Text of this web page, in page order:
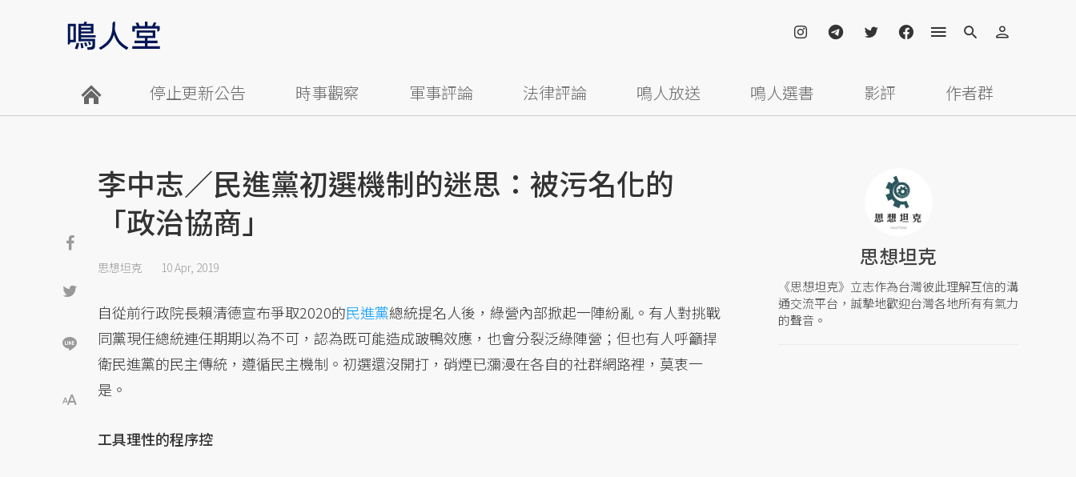
停止更新公告 時事觀察 軍事評論 法律評論 鳴人放送 鳴人選書 影評 作者群
李中志／民進黨初選機制的迷思：被污名化的
「政治協商」
思想坦克 10 Apr, 2019
自從前行政院長賴清德宣布爭取2020的民進黨總統提名人後，綠營內部掀起一陣紛亂。有人對挑戰
同黨現任總統連任期期以為不可，認為既可能造成跛鴨效應，也會分裂泛綠陣營；但也有人呼籲捍
衛民進黨的民主傳統，遵循民主機制。初選還沒開打，硝煙已瀰漫在各自的社群網路裡，莫衷一
是。
工具理性的程序控
思想坦克
《思想坦克》立志作為台灣彼此理解互信的溝
通交流平台，誠摯地歡迎台灣各地所有有氣力
的聲音。